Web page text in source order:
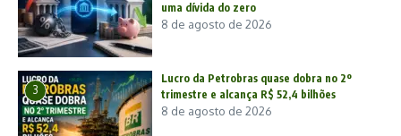
uma dívida do zero
8 de agosto de 2026
3
Lucro da Petrobras quase dobra no 2º
trimestre e alcança R$ 52,4 bilhões
8 de agosto de 2026